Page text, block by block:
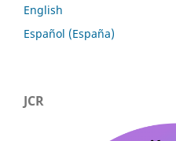
English
Español (España)
JCR